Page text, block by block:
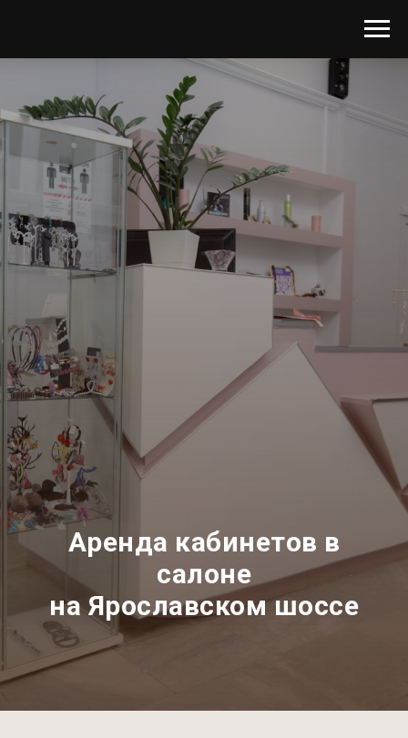
Аренда кабинетов в
салоне
на Ярославском шоссе